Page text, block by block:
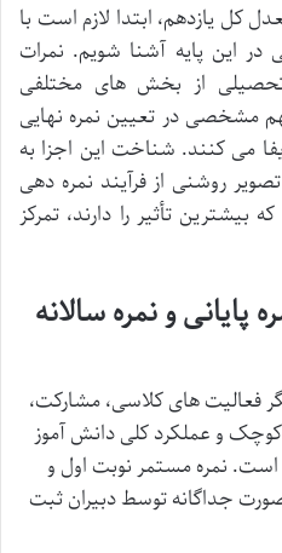
کل یازدهم، ابتدا لازم است با
این پایه آشنا شویم. نمرات
از بخش های مختلفی
مشخصی در تعیین نمره نهایی
می کنند. شناخت این اجزا به
روشنی از فرآیند نمره دهی
تأثیر را دارند، تمرکز
پایانی و نمره سالانه
فعالیت های کلاسی، مشارکت،
کوچک و عملکرد کلی دانش آموز
نمره مستمر نوبت اول و
جداگانه توسط دبیران ثبت